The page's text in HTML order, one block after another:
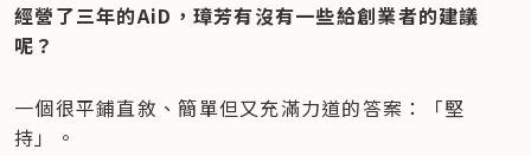
經營了三年的AiD，璋芳有沒有一些給創業者的建議
呢？
一個很平鋪直敘、簡單但又充滿力道的答案：「堅
持」。